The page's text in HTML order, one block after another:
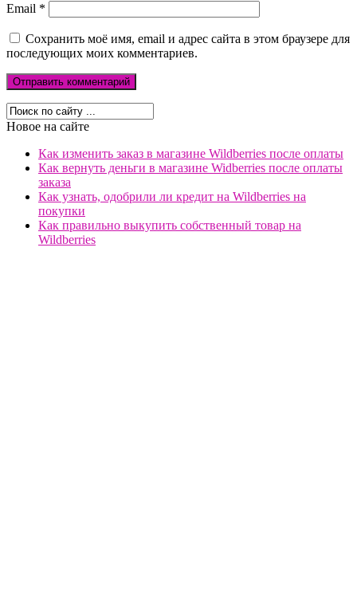
Email *
Сохранить моё имя, email и адрес сайта в этом браузере для
последующих моих комментариев.
Новое на сайте
Как изменить заказ в магазине Wildberries после оплаты
Как вернуть деньги в магазине Widberries после оплаты
заказа
Как узнать, одобрили ли кредит на Wildberries на
покупки
Как правильно выкупить собственный товар на
Wildberries